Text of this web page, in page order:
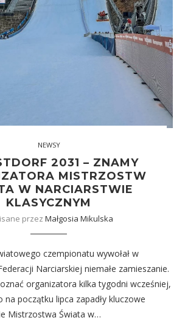
NEWSY
2031 – ZNAMY
MISTRZOSTW
W NARCIARSTWIE
KLASYCZNYM
przez Małgosia Mikulska
czempionatu wywołał w
Narciarskiej niemałe zamieszanie.
organizatora kilka tygodni wcześniej,
początku lipca zapadły kluczowe
Mistrzostwa Świata w…